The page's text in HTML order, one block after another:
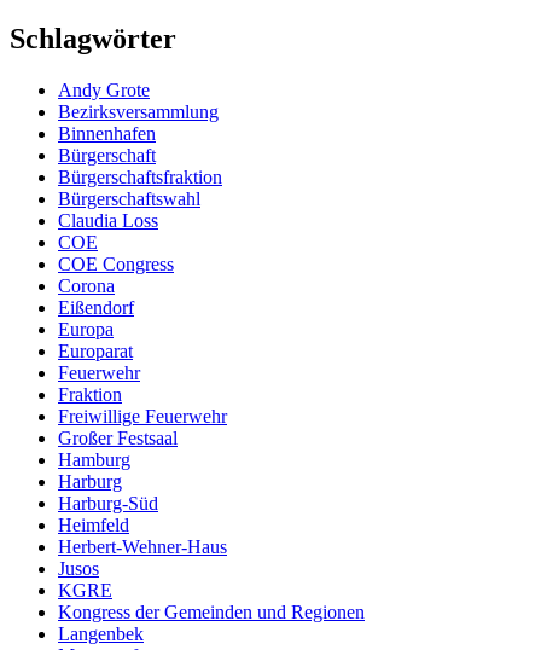
Schlagwörter
Andy Grote
Bezirksversammlung
Binnenhafen
Bürgerschaft
Bürgerschaftsfraktion
Bürgerschaftswahl
Claudia Loss
COE
COE Congress
Corona
Eißendorf
Europa
Europarat
Feuerwehr
Fraktion
Freiwillige Feuerwehr
Großer Festsaal
Hamburg
Harburg
Harburg-Süd
Heimfeld
Herbert-Wehner-Haus
Jusos
KGRE
Kongress der Gemeinden und Regionen
Langenbek